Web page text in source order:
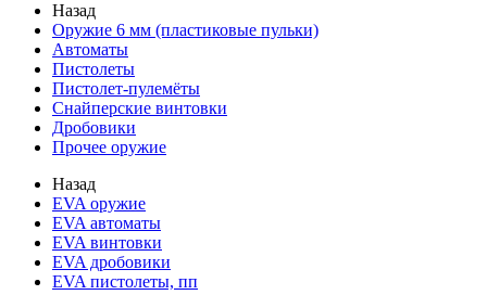
Назад
Оружие 6 мм (пластиковые пульки)
Автоматы
Пистолеты
Пистолет-пулемёты
Снайперские винтовки
Дробовики
Прочее оружие
Назад
EVA оружие
EVA автоматы
EVA винтовки
EVA дробовики
EVA пистолеты, пп